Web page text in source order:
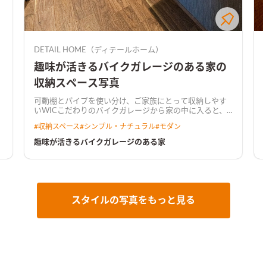
DETAIL HOME（ディテールホーム）
趣味が活きるバイクガレージのある家の
収納スペース写真
可動棚とパイプを使い分け、ご家族にとって収納しやす
いWIC こだわりのバイクガレージから家の中に入ると、
ビング続きの和室や鉄骨階段、開口の先に広がる庭は、
暮らしをより豊かにする。アカシアを基調とした落ち着
イク用品などをガレージに収納、暮らしながらカスタマ
イズしていく
#収納スペース#シンプル・ナチュラル#モダン
趣味が活きるバイクガレージのある家
スタイルの写真をもっと見る